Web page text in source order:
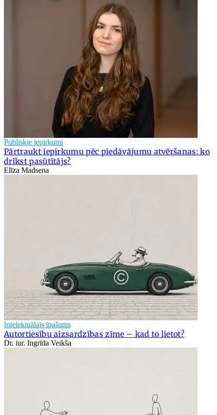
Publiskie iepirkumi
Pārtraukt iepirkumu pēc piedāvājumu atvēršanas: ko
drīkst pasūtītājs?
Elīza Madsena
Intelektuālais īpašums
Autortiesību aizsardzības zīme – kad to lietot?
Dr. iur. Ingrīda Veikša